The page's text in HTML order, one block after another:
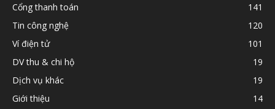
Cổng thanh toán
141
Tin công nghệ
120
Ví điện tử
101
DV thu & chi hộ
19
Dịch vụ khác
19
Giới thiệu
14